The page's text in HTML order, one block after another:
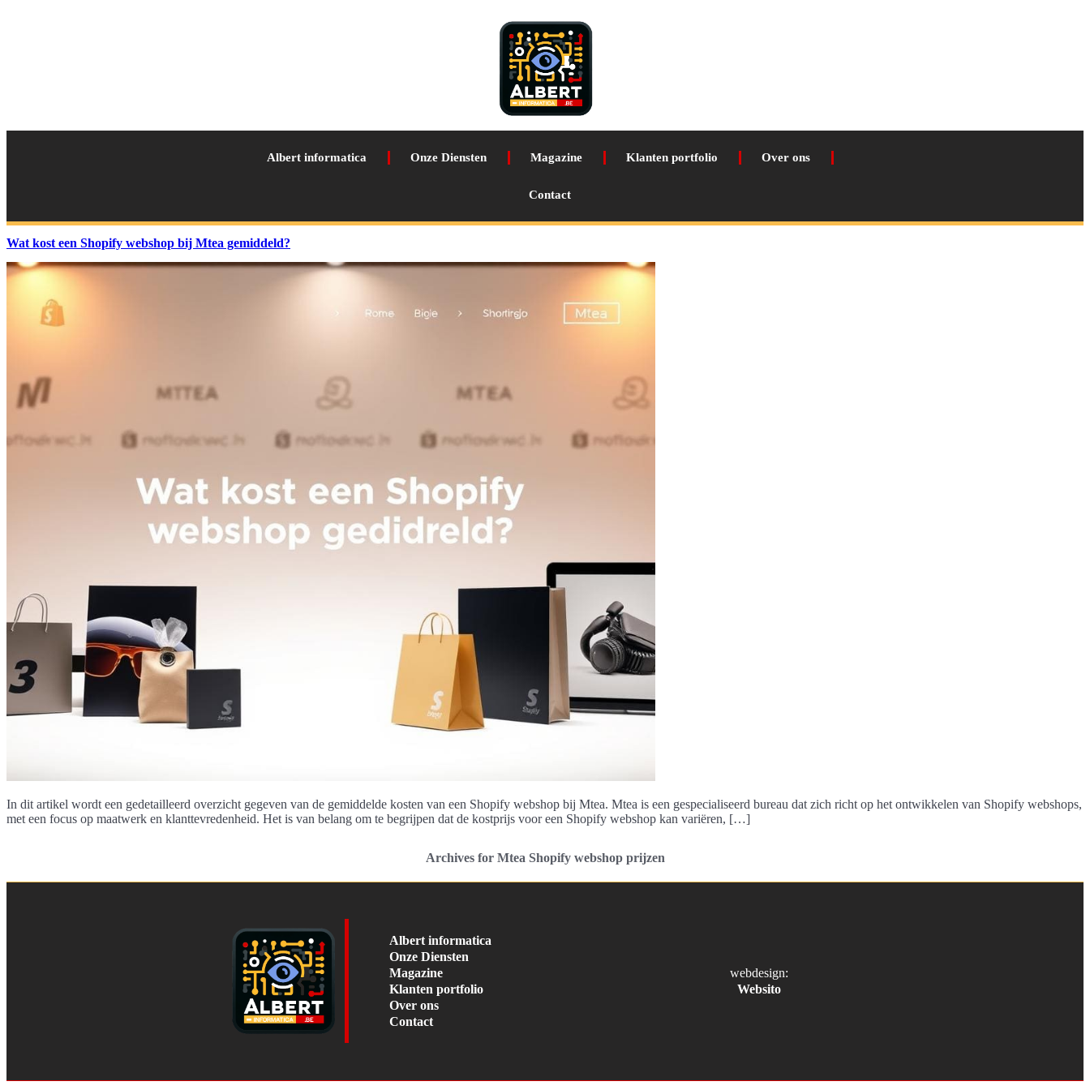
Albert informatica Onze Diensten Magazine Klanten portfolio Over ons
Contact
Wat kost een Shopify webshop bij Mtea gemiddeld?
In dit artikel wordt een gedetailleerd overzicht gegeven van de gemiddelde kosten van een Shopify webshop bij Mtea. Mtea is een gespecialiseerd bureau dat zich richt op het ontwikkelen van Shopify webshops,
met een focus op maatwerk en klanttevredenheid. Het is van belang om te begrijpen dat de kostprijs voor een Shopify webshop kan variëren, […]
Archives for Mtea Shopify webshop prijzen
Albert informatica
Onze Diensten
Magazine
Klanten portfolio
Over ons
Contact
webdesign:
Websito